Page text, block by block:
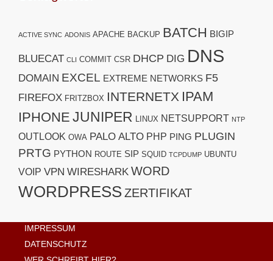
ACTIVE SYNC ADONIS APACHE BACKUP BATCH BIGIP
BLUECAT CLI COMMIT CSR DHCP DIG DNS
DOMAIN EXCEL EXTREME NETWORKS F5
FIREFOX FRITZBOX INTERNETX IPAM
IPHONE JUNIPER LINUX NETSUPPORT NTP
OUTLOOK OWA PALO ALTO PHP PING PLUGIN
PRTG PYTHON ROUTE SIP SQUID TCPDUMP UBUNTU
VOIP VPN WIRESHARK WORD
WORDPRESSZERTIFIKAT
IMPRESSUM
DATENSCHUTZ